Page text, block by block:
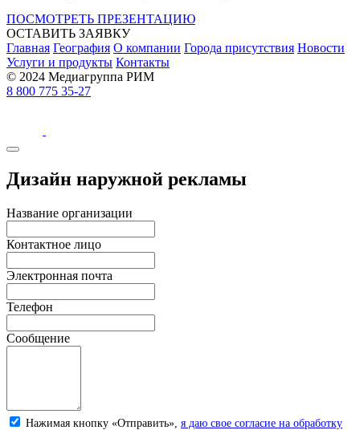
ПОСМОТРЕТЬ ПРЕЗЕНТАЦИЮ
ОСТАВИТЬ ЗАЯВКУ
Главная География О компании Города присутствия Новости
Услуги и продукты Контакты
© 2024 Медиагруппа РИМ
8 800 775 35-27
Дизайн наружной рекламы
Название организации
Контактное лицо
Электронная почта
Телефон
Сообщение
Нажимая кнопку «Отправить», я даю свое согласие на обработку